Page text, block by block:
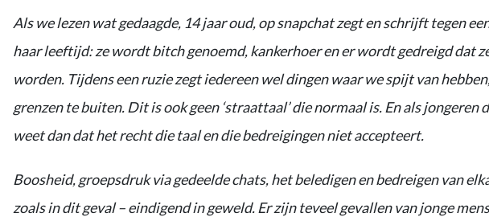
Als we lezen wat gedaagde, 14 jaar oud, op snapchat zegt en schrijft tegen
haar leeftijd: ze wordt bitch genoemd, kankerhoer en er wordt gedreigd dat
worden. Tijdens een ruzie zegt iedereen wel dingen waar we spijt van
grenzen te buiten. Dit is ook geen ‘straattaal’ die normaal is. En als jongeren
weet dan dat het recht die taal en die bedreigingen niet accepteert.
Boosheid, groepsdruk via gedeelde chats, het beledigen en bedreigen van
zoals in dit geval – eindigend in geweld. Er zijn teveel gevallen van jonge